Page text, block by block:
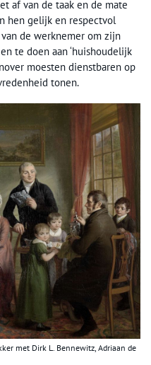
af van de taak en de mate
hen gelijk en respectvol
de werknemer om zijn
te doen aan ‘huishoudelijk
moesten dienstbaren op
tonen.
met Dirk L. Bennewitz, Adriaan de